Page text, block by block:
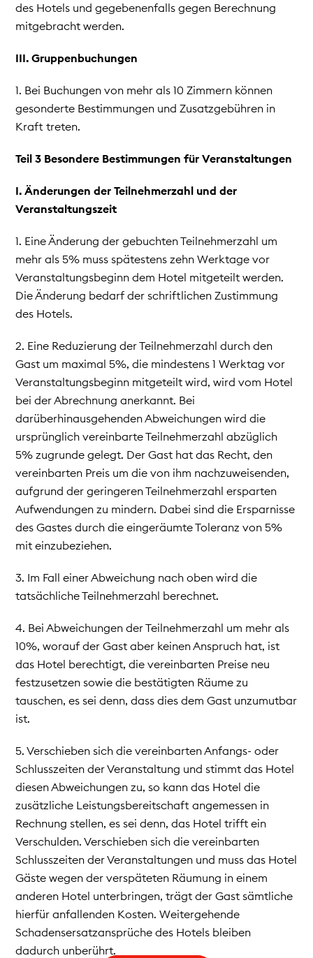
des Hotels und gegebenenfalls gegen Berechnung
mitgebracht werden.
III. Gruppenbuchungen
1. Bei Buchungen von mehr als 10 Zimmern können
gesonderte Bestimmungen und Zusatzgebühren in
Kraft treten.
Teil 3 Besondere Bestimmungen für Veranstaltungen
I. Änderungen der Teilnehmerzahl und der
Veranstaltungszeit
1. Eine Änderung der gebuchten Teilnehmerzahl um
mehr als 5% muss spätestens zehn Werktage vor
Veranstaltungsbeginn dem Hotel mitgeteilt werden.
Die Änderung bedarf der schriftlichen Zustimmung
des Hotels.
2. Eine Reduzierung der Teilnehmerzahl durch den
Gast um maximal 5%, die mindestens 1 Werktag vor
Veranstaltungsbeginn mitgeteilt wird, wird vom Hotel
bei der Abrechnung anerkannt. Bei
darüberhinausgehenden Abweichungen wird die
ursprünglich vereinbarte Teilnehmerzahl abzüglich
5% zugrunde gelegt. Der Gast hat das Recht, den
vereinbarten Preis um die von ihm nachzuweisenden,
aufgrund der geringeren Teilnehmerzahl ersparten
Aufwendungen zu mindern. Dabei sind die Ersparnisse
des Gastes durch die eingeräumte Toleranz von 5%
mit einzubeziehen.
3. Im Fall einer Abweichung nach oben wird die
tatsächliche Teilnehmerzahl berechnet.
4. Bei Abweichungen der Teilnehmerzahl um mehr als
10%, worauf der Gast aber keinen Anspruch hat, ist
das Hotel berechtigt, die vereinbarten Preise neu
festzusetzen sowie die bestätigten Räume zu
tauschen, es sei denn, dass dies dem Gast unzumutbar
ist.
5. Verschieben sich die vereinbarten Anfangs- oder
Schlusszeiten der Veranstaltung und stimmt das Hotel
diesen Abweichungen zu, so kann das Hotel die
zusätzliche Leistungsbereitschaft angemessen in
Rechnung stellen, es sei denn, das Hotel trifft ein
Verschulden. Verschieben sich die vereinbarten
Schlusszeiten der Veranstaltungen und muss das Hotel
Gäste wegen der verspäteten Räumung in einem
anderen Hotel unterbringen, trägt der Gast sämtliche
hierfür anfallenden Kosten. Weitergehende
Schadensersatzansprüche des Hotels bleiben
dadurch unberührt.